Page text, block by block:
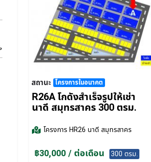
สถานะ โครงการในอนาคต
R26A โกดังสำเร็จรูปให้เช่า
นาดี สมุทรสาคร 300 ตรม.
โครงการHR26 นาดี สมุทรสาคร
฿30,000 / ต่อเดือน 300 ตรม.